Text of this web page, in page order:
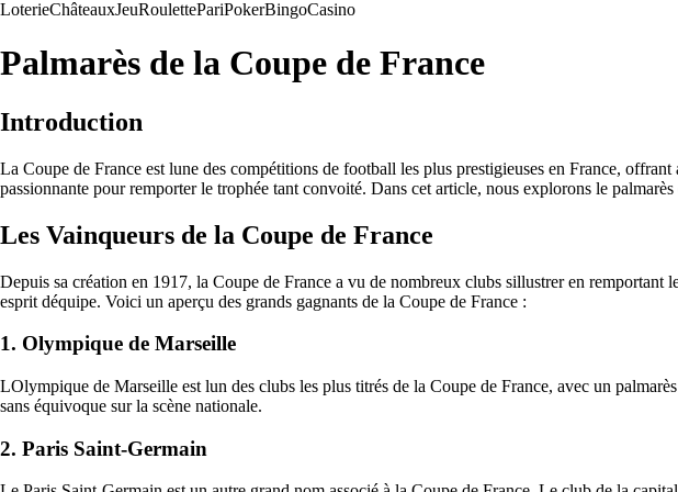
LoterieChâteauxJeuRoulettePariPokerBingoCasino
Palmarès de la Coupe de France
Introduction
La Coupe de France est lune des compétitions de football les plus prestigieuses en France,
passionnante pour remporter le trophée tant convoité. Dans cet article, nous explorons le
Les Vainqueurs de la Coupe de France
Depuis sa création en 1917, la Coupe de France a vu de nombreux clubs sillustrer en
esprit déquipe. Voici un aperçu des grands gagnants de la Coupe de France :
1. Olympique de Marseille
LOlympique de Marseille est lun des clubs les plus titrés de la Coupe de France, avec un
sans équivoque sur la scène nationale.
2. Paris Saint-Germain